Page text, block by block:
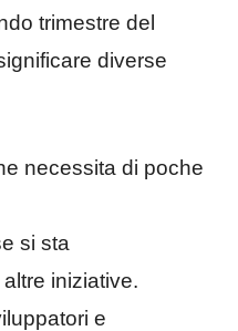
trimestre del
diverse
necessita di poche
si sta
iniziative.
e